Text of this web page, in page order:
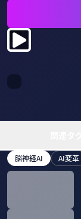
脳神経AI AI変革